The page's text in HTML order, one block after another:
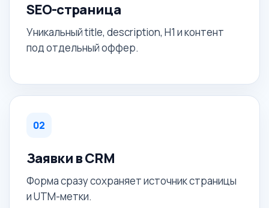
SEO-страница
Уникальный title, description, H1 и контент
под отдельный оффер.
02
Заявки в CRM
Форма сразу сохраняет источник страницы
и UTM-метки.